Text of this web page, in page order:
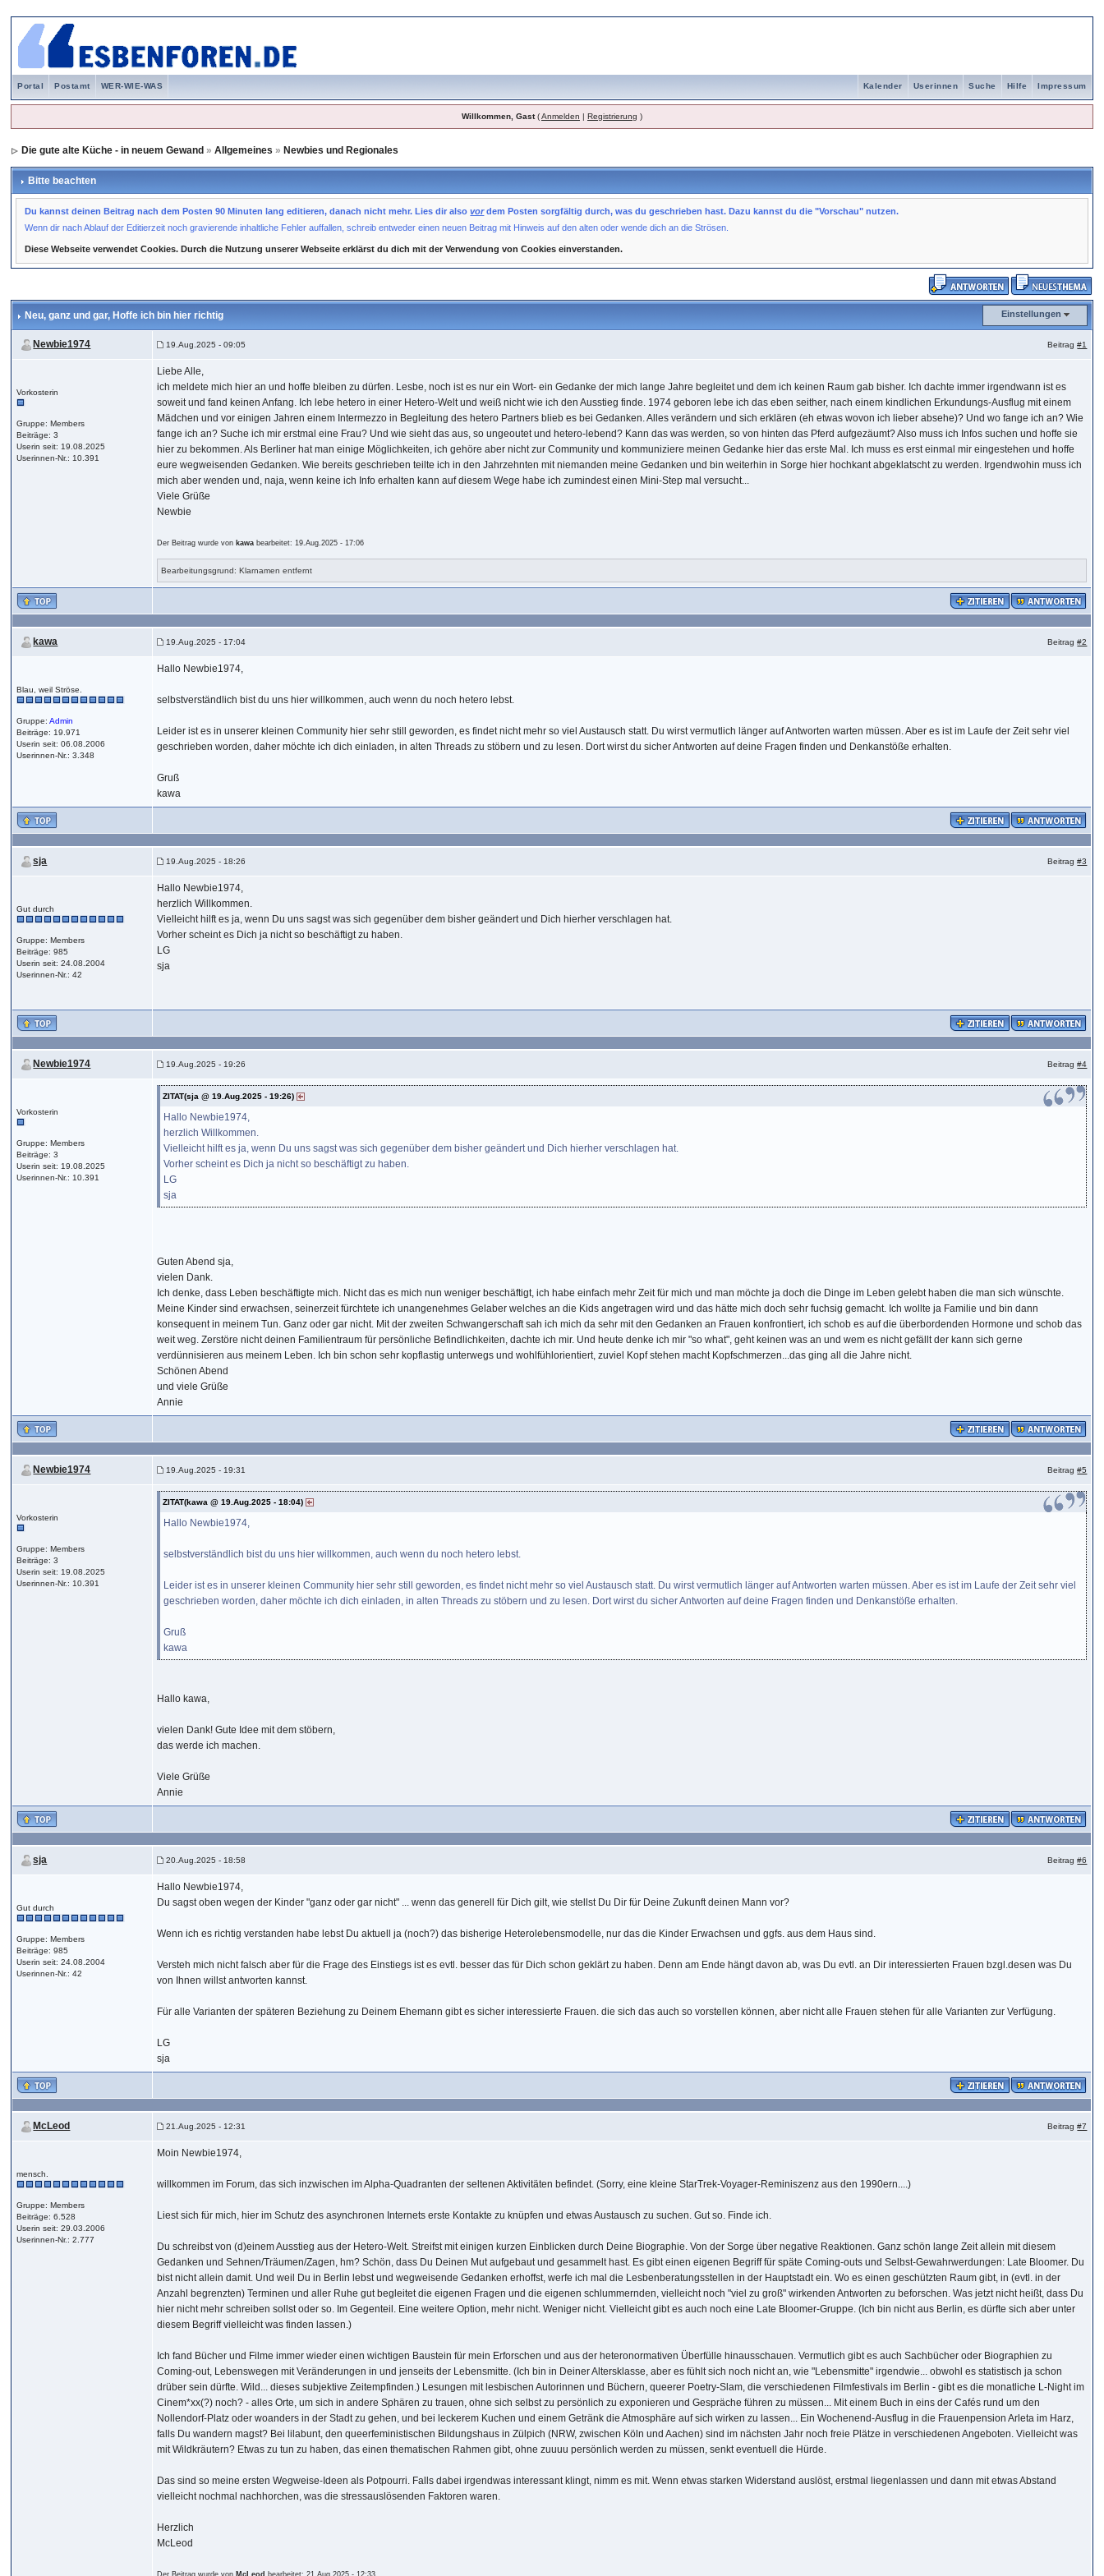
Portal Postamt WER-WIE-WAS Impressum
Hilfe
Suche
Userinnen
Kalender
Willkommen, Gast(Anmelden | Registrierung )
Die gute alte Küche - in neuem Gewand »Allgemeines » Newbies und Regionales
Bitte beachten
Du kannst deinen Beitrag nach dem Posten 90 Minuten lang editieren, danach nicht mehr. Lies dir alsovordem Posten sorgfältig durch, was du geschrieben hast. Dazu kannst du die "Vorschau" nutzen.
Wenn dir nach Ablauf der Editierzeit noch gravierende inhaltliche Fehler auffallen, schreib entweder einen neuen Beitrag mit Hinweis auf den alten oder wende dich an die Strösen.
Diese Webseite verwendet Cookies. Durch die Nutzung unserer Webseite erklärst du dich mit der Verwendung von Cookies einverstanden.
Neu, ganz und gar, Hoffe ich bin hier richtig Einstellungen
Newbie1974 19.Aug.2025 - 09:05 Beitrag#1
Vorkosterin
Gruppe: Members
Beiträge: 3
Userin seit: 19.08.2025
Userinnen-Nr.: 10.391
Liebe Alle,
ich meldete mich hier an und hoffe bleiben zu dürfen. Lesbe, noch ist es nur ein Wort- ein Gedanke der mich lange Jahre begleitet und dem ich keinen Raum gab bisher. Ich dachte immer irgendwann ist es
soweit und fand keinen Anfang. Ich lebe hetero in einer Hetero-Welt und weiß nicht wie ich den Ausstieg finde. 1974 geboren lebe ich das eben seither, nach einem kindlichen Erkundungs-Ausflug mit einem
Mädchen und vor einigen Jahren einem Intermezzo in Begleitung des hetero Partners blieb es bei Gedanken. Alles verändern und sich erklären (eh etwas wovon ich lieber absehe)? Und wo fange ich an? Wie
fange ich an? Suche ich mir erstmal eine Frau? Und wie sieht das aus, so ungeoutet und hetero-lebend? Kann das was werden, so von hinten das Pferd aufgezäumt? Also muss ich Infos suchen und hoffe sie
hier zu bekommen. Als Berliner hat man einige Möglichkeiten, ich gehöre aber nicht zur Community und kommuniziere meinen Gedanke hier das erste Mal. Ich muss es erst einmal mir eingestehen und hoffe
eure wegweisenden Gedanken. Wie bereits geschrieben teilte ich in den Jahrzehnten mit niemanden meine Gedanken und bin weiterhin in Sorge hier hochkant abgeklatscht zu werden. Irgendwohin muss ich
mich aber wenden und, naja, wenn keine ich Info erhalten kann auf diesem Wege habe ich zumindest einen Mini-Step mal versucht...
Viele Grüße
Newbie
Der Beitrag wurde von kawa bearbeitet: 19.Aug.2025 - 17:06
Bearbeitungsgrund: Klarnamen entfernt
kawa 19.Aug.2025 - 17:04 Beitrag#2
Blau, weil Ströse.
Gruppe:Admin
Beiträge: 19.971
Userin seit: 06.08.2006
Userinnen-Nr.: 3.348
Hallo Newbie1974,
selbstverständlich bist du uns hier willkommen, auch wenn du noch hetero lebst.
Leider ist es in unserer kleinen Community hier sehr still geworden, es findet nicht mehr so viel Austausch statt. Du wirst vermutlich länger auf Antworten warten müssen. Aber es ist im Laufe der Zeit sehr viel
geschrieben worden, daher möchte ich dich einladen, in alten Threads zu stöbern und zu lesen. Dort wirst du sicher Antworten auf deine Fragen finden und Denkanstöße erhalten.
Gruß
kawa
sja 19.Aug.2025 - 18:26 Beitrag#3
Gut durch
Gruppe: Members
Beiträge: 985
Userin seit: 24.08.2004
Userinnen-Nr.: 42
Hallo Newbie1974,
herzlich Willkommen.
Vielleicht hilft es ja, wenn Du uns sagst was sich gegenüber dem bisher geändert und Dich hierher verschlagen hat.
Vorher scheint es Dich ja nicht so beschäftigt zu haben.
LG
sja
Newbie1974 19.Aug.2025 - 19:26 Beitrag#4
Vorkosterin
Gruppe: Members
Beiträge: 3
Userin seit: 19.08.2025
Userinnen-Nr.: 10.391
ZITAT(sja @ 19.Aug.2025 - 19:26)
Hallo Newbie1974,
herzlich Willkommen.
Vielleicht hilft es ja, wenn Du uns sagst was sich gegenüber dem bisher geändert und Dich hierher verschlagen hat.
Vorher scheint es Dich ja nicht so beschäftigt zu haben.
LG
sja
Guten Abend sja,
vielen Dank.
Ich denke, dass Leben beschäftigte mich. Nicht das es mich nun weniger beschäftigt, ich habe einfach mehr Zeit für mich und man möchte ja doch die Dinge im Leben gelebt haben die man sich wünschte.
Meine Kinder sind erwachsen, seinerzeit fürchtete ich unangenehmes Gelaber welches an die Kids angetragen wird und das hätte mich doch sehr fuchsig gemacht. Ich wollte ja Familie und bin dann
konsequent in meinem Tun. Ganz oder gar nicht. Mit der zweiten Schwangerschaft sah ich mich da sehr mit den Gedanken an Frauen konfrontiert, ich schob es auf die überbordenden Hormone und schob das
weit weg. Zerstöre nicht deinen Familientraum für persönliche Befindlichkeiten, dachte ich mir. Und heute denke ich mir "so what", geht keinen was an und wem es nicht gefällt der kann sich gerne
verdünnisieren aus meinem Leben. Ich bin schon sehr kopflastig unterwegs und wohlfühlorientiert, zuviel Kopf stehen macht Kopfschmerzen...das ging all die Jahre nicht.
Schönen Abend
und viele Grüße
Annie
Newbie1974 19.Aug.2025 - 19:31 Beitrag#5
Vorkosterin
Gruppe: Members
Beiträge: 3
Userin seit: 19.08.2025
Userinnen-Nr.: 10.391
ZITAT(kawa @ 19.Aug.2025 - 18:04)
Hallo Newbie1974,
selbstverständlich bist du uns hier willkommen, auch wenn du noch hetero lebst.
Leider ist es in unserer kleinen Community hier sehr still geworden, es findet nicht mehr so viel Austausch statt. Du wirst vermutlich länger auf Antworten warten müssen. Aber es ist im Laufe der Zeit sehr viel
geschrieben worden, daher möchte ich dich einladen, in alten Threads zu stöbern und zu lesen. Dort wirst du sicher Antworten auf deine Fragen finden und Denkanstöße erhalten.
Gruß
kawa
Hallo kawa,
vielen Dank! Gute Idee mit dem stöbern,
das werde ich machen.
Viele Grüße
Annie
sja 20.Aug.2025 - 18:58 Beitrag#6
Gut durch
Gruppe: Members
Beiträge: 985
Userin seit: 24.08.2004
Userinnen-Nr.: 42
Hallo Newbie1974,
Du sagst oben wegen der Kinder "ganz oder gar nicht" ... wenn das generell für Dich gilt, wie stellst Du Dir für Deine Zukunft deinen Mann vor?
Wenn ich es richtig verstanden habe lebst Du aktuell ja (noch?) das bisherige Heterolebensmodelle, nur das die Kinder Erwachsen und ggfs. aus dem Haus sind.
Versteh mich nicht falsch aber für die Frage des Einstiegs ist es evtl. besser das für Dich schon geklärt zu haben. Denn am Ende hängt davon ab, was Du evtl. an Dir interessierten Frauen bzgl.desen was Du
von Ihnen willst antworten kannst.
Für alle Varianten der späteren Beziehung zu Deinem Ehemann gibt es sicher interessierte Frauen. die sich das auch so vorstellen können, aber nicht alle Frauen stehen für alle Varianten zur Verfügung.
LG
sja
McLeod 21.Aug.2025 - 12:31 Beitrag#7
mensch.
Gruppe: Members
Beiträge: 6.528
Userin seit: 29.03.2006
Userinnen-Nr.: 2.777
Moin Newbie1974,
willkommen im Forum, das sich inzwischen im Alpha-Quadranten der seltenen Aktivitäten befindet. (Sorry, eine kleine StarTrek-Voyager-Reminiszenz aus den 1990ern....)
Liest sich für mich, hier im Schutz des asynchronen Internets erste Kontakte zu knüpfen und etwas Austausch zu suchen. Gut so. Finde ich.
Du schreibst von (d)einem Ausstieg aus der Hetero-Welt. Streifst mit einigen kurzen Einblicken durch Deine Biographie. Von der Sorge über negative Reaktionen. Ganz schön lange Zeit allein mit diesem
Gedanken und Sehnen/Träumen/Zagen, hm? Schön, dass Du Deinen Mut aufgebaut und gesammelt hast. Es gibt einen eigenen Begriff für späte Coming-outs und Selbst-Gewahrwerdungen: Late Bloomer. Du
bist nicht allein damit. Und weil Du in Berlin lebst und wegweisende Gedanken erhoffst, werfe ich mal die Lesbenberatungsstellen in der Hauptstadt ein. Wo es einen geschützten Raum gibt, in (evtl. in der
Anzahl begrenzten) Terminen und aller Ruhe gut begleitet die eigenen Fragen und die eigenen schlummernden, vielleicht noch "viel zu groß" wirkenden Antworten zu beforschen. Was jetzt nicht heißt, dass Du
hier nicht mehr schreiben sollst oder so. Im Gegenteil. Eine weitere Option, mehr nicht. Weniger nicht. Vielleicht gibt es auch noch eine Late Bloomer-Gruppe. (Ich bin nicht aus Berlin, es dürfte sich aber unter
diesem Begriff vielleicht was finden lassen.)
Ich fand Bücher und Filme immer wieder einen wichtigen Baustein für mein Erforschen und aus der heteronormativen Überfülle hinausschauen. Vermutlich gibt es auch Sachbücher oder Biographien zu
Coming-out, Lebenswegen mit Veränderungen in und jenseits der Lebensmitte. (Ich bin in Deiner Altersklasse, aber es fühlt sich noch nicht an, wie "Lebensmitte" irgendwie... obwohl es statistisch ja schon
drüber sein dürfte. Wild... dieses subjektive Zeitempfinden.) Lesungen mit lesbischen Autorinnen und Büchern, queerer Poetry-Slam, die verschiedenen Filmfestivals im Berlin - gibt es die monatliche L-Night im
Cinem*xx(?) noch? - alles Orte, um sich in andere Sphären zu trauen, ohne sich selbst zu persönlich zu exponieren und Gespräche führen zu müssen... Mit einem Buch in eins der Cafés rund um den
Nollendorf-Platz oder woanders in der Stadt zu gehen, und bei leckerem Kuchen und einem Getränk die Atmosphäre auf sich wirken zu lassen... Ein Wochenend-Ausflug in die Frauenpension Arleta im Harz,
falls Du wandern magst? Bei lilabunt, den queerfeministischen Bildungshaus in Zülpich (NRW, zwischen Köln und Aachen) sind im nächsten Jahr noch freie Plätze in verschiedenen Angeboten. Vielleicht was
mit Wildkräutern? Etwas zu tun zu haben, das einen thematischen Rahmen gibt, ohne zuuuu persönlich werden zu müssen, senkt eventuell die Hürde.
Das sind so meine ersten Wegweise-Ideen als Potpourri. Falls dabei irgendwas interessant klingt, nimm es mit. Wenn etwas starken Widerstand auslöst, erstmal liegenlassen und dann mit etwas Abstand
vielleicht nochmal nachhorchen, was die stressauslösenden Faktoren waren.
Herzlich
McLeod
Der Beitrag wurde von McLeod bearbeitet: 21.Aug.2025 - 12:33